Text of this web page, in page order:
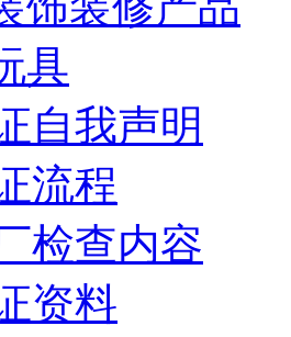
具
自我声明
流程
检查内容
资料